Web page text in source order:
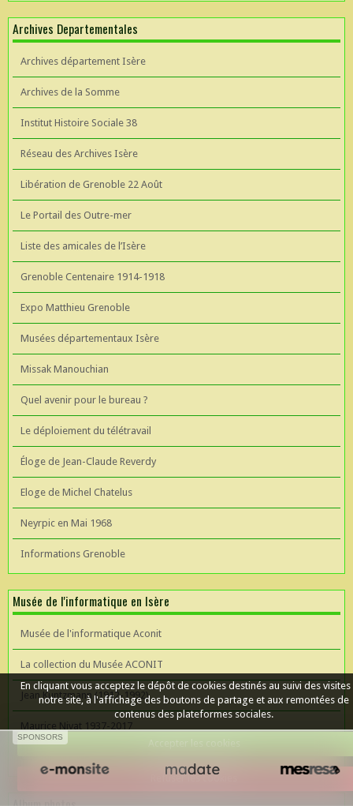
Archives Departementales
Archives département Isère
Archives de la Somme
Institut Histoire Sociale 38
Réseau des Archives Isère
Libération de Grenoble 22 Août
Le Portail des Outre-mer
Liste des amicales de l’Isère
Grenoble Centenaire 1914-1918
Expo Matthieu Grenoble
Musées départementaux Isère
Missak Manouchian
Quel avenir pour le bureau ?
Le déploiement du télétravail
Éloge de Jean-Claude Reverdy
Eloge de Michel Chatelus
Neyrpic en Mai 1968
Informations Grenoble
Musée de l'informatique en Isère
Musée de l'informatique Aconit
La collection du Musée ACONIT
Jean Kuntzmann (1912-1992)
Maurice Nivat 1937-2017
SPONSORS
En cliquant vous acceptez le dépôt de cookies destinés au suivi des visites
notre site, à l'affichage des boutons de partage et aux remontées de
contenus des plateformes sociales.
Refuser les cookies